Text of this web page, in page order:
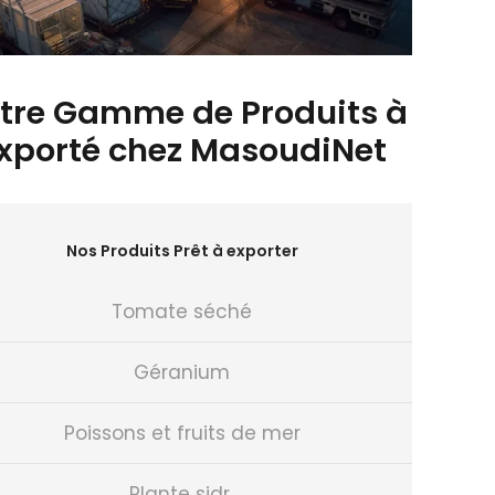
Gamme de Produits à
chez MasoudiNet
Nos Produits Prêt à exporter
Tomate séché
Géranium
Poissons et fruits de mer